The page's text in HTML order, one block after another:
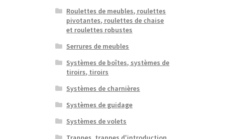
Roulettes de meubles, roulettes
pivotantes, roulettes de chaise
et roulettes robustes
Serrures de meubles
Systèmes de boîtes, systèmes de
tiroirs, tiroirs
Systèmes de charnières
Systèmes de guidage
Systèmes de volets